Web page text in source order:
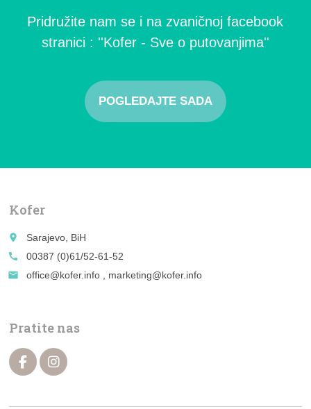
Pridružite nam se i na zvaničnoj facebook
stranici : ''Kofer - Sve o putovanjima''
POGLEDAJTE SADA
Kofer
place
Sarajevo, BiH
call
00387 (0)61/52-61-52
email
office@kofer.info , marketing@kofer.info
Pratite nas